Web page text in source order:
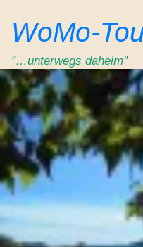
Inhalt
springen
WoMo-
"…unterwegs daheim"